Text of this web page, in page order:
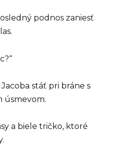
podnos zaniesť
stáť pri bráne s
úsmevom.
a biele tričko, ktoré